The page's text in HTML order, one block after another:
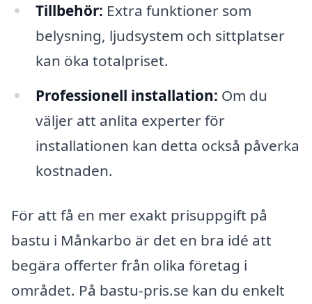
Tillbehör: Extra funktioner som
belysning, ljudsystem och sittplatser
kan öka totalpriset.
Professionell installation: Om du
väljer att anlita experter för
installationen kan detta också påverka
kostnaden.
För att få en mer exakt prisuppgift på
bastu i Månkarbo är det en bra idé att
begära offerter från olika företag i
området. På bastu-pris.se kan du enkelt